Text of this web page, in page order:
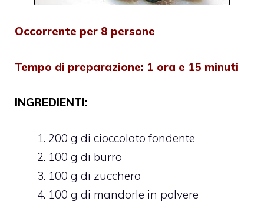
Occorrente per 8 persone
Tempo di preparazione: 1 ora e 15 minuti
INGREDIENTI:
200 g di cioccolato fondente
100 g di burro
100 g di zucchero
100 g di mandorle in polvere